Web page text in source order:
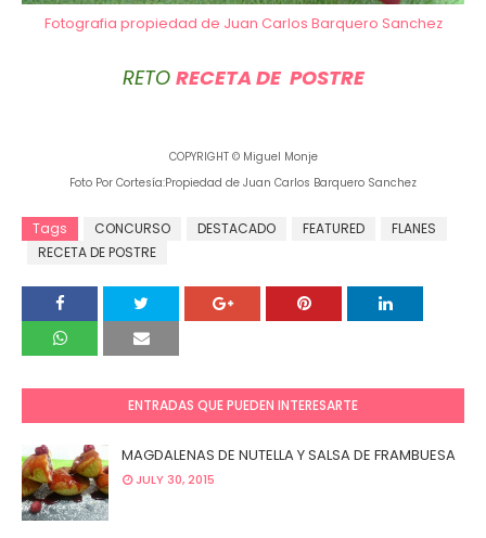
Fotografia propiedad de Juan Carlos Barquero Sanchez
RETO RECETA DE POSTRE
COPYRIGHT © Miguel Monje
Foto Por Cortesía:Propiedad de Juan Carlos Barquero Sanchez
Tags CONCURSO DESTACADO FEATURED
FLANES
RECETA DE POSTRE
ENTRADAS QUE PUEDEN INTERESARTE
MAGDALENAS DE NUTELLA Y SALSA DE FRAMBUESA
JULY 30, 2015